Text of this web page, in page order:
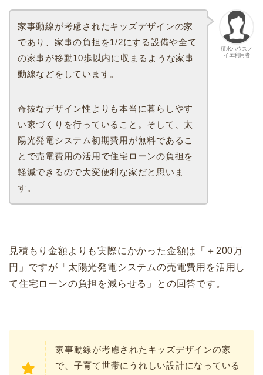
積水ハウスノ
イエ利用者
家事動線が考慮されたキッズデザインの家
であり、家事の負担を1/2にする設備や全て
の家事が移動10歩以内に収まるような家事
動線などをしています。
奇抜なデザイン性よりも本当に暮らしやす
い家づくりを行っていること。そして、太
陽光発電システム初期費用が無料であるこ
とで売電費用の活用で住宅ローンの負担を
軽減できるので大変便利な家だと思いま
す。
見積もり金額よりも実際にかかった金額は「＋200万
円」ですが「太陽光発電システムの売電費用を活用し
て住宅ローンの負担を減らせる」との回答です。
家事動線が考慮されたキッズデザインの家
で、子育て世帯にうれしい設計になっている